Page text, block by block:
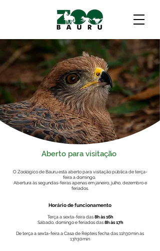
Aberto para visitação
O Zoológico de Bauru está aberto para visitação pública de terça-
feira a domingo.
Abertura às segundas-feiras apenas em janeiro, julho, dezembro e
feriados.
Horário de funcionamento
Terça a sexta-feira das 8h às 16h
Sábado, domingo e feriados das 8h às 17h
De terça a sexta-feira a Casa de Répteis fecha das 11h30min às
13h30min